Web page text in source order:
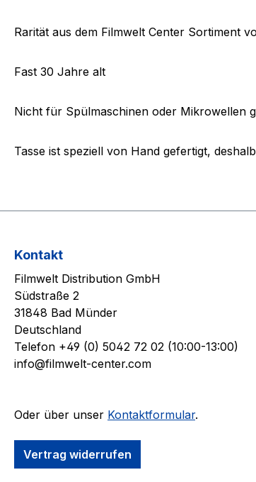
Rarität aus dem Filmwelt Center Sortiment
Fast 30 Jahre alt
Nicht für Spülmaschinen oder Mikrowellen
Tasse ist speziell von Hand gefertigt,
Kontakt
Filmwelt Distribution GmbH
Südstraße 2
31848 Bad Münder
Deutschland
Telefon +49 (0) 5042 72 02 (10:00-13:00)
info@filmwelt-center.com
Oder über unser Kontaktformular.
Vertrag widerrufen